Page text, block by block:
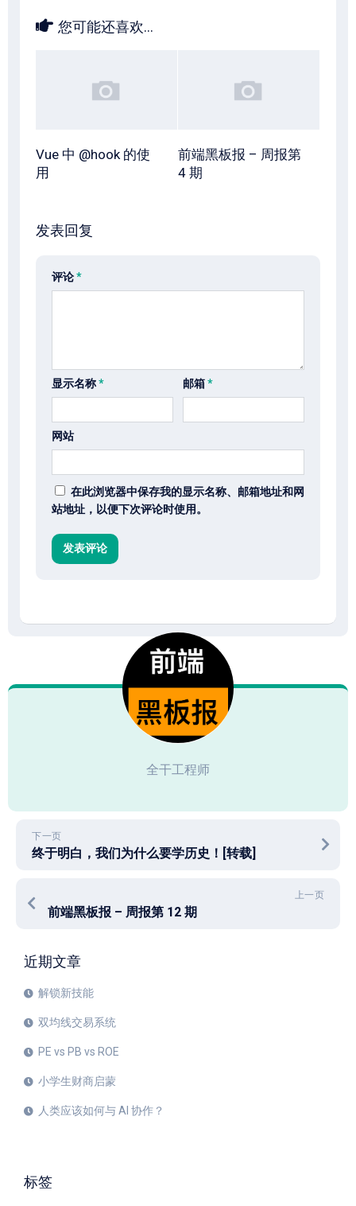
您可能还喜欢...
Vue 中 @hook 的使
用
前端黑板报 – 周报第
4 期
发表回复
评论*
显示名称* 邮箱*
网站
在此浏览器中保存我的显示名称、邮箱地址和网
站地址，以便下次评论时使用。
全干工程师
下一页
终于明白，我们为什么要学历史！[转载]
上一页
前端黑板报 – 周报第 12 期
近期文章
解锁新技能
双均线交易系统
PE vs PB vs ROE
小学生财商启蒙
人类应该如何与 AI 协作？
标签